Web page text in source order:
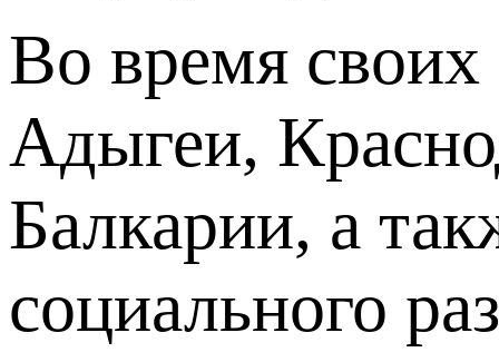
Во время своих
Адыгеи,
Балкарии, а
социального